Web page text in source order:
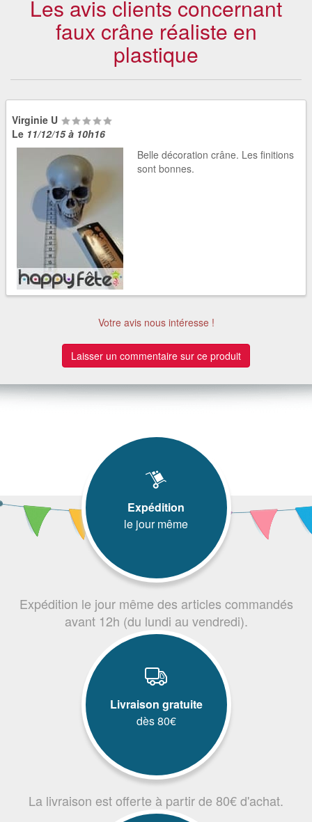
Les avis clients concernant
faux crâne réaliste en
plastique
Virginie U
Le 11/12/15 à 10h16
Belle décoration crâne. Les finitions
sont bonnes.
Votre avis nous intéresse !
Laisser un commentaire sur ce produit
Expédition
le jour même
Expédition le jour même des articles commandés
avant 12h (du lundi au vendredi).
Livraison gratuite
dès 80€
La livraison est offerte à partir de 80€ d'achat.